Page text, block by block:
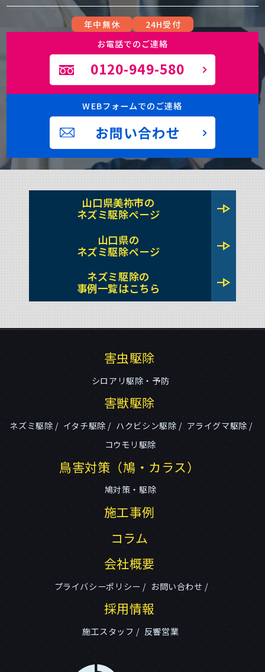
年中無休
24H受付
お電話でのご連絡
0120-949-580
WEBフォームでのご連絡
お問い合わせ
山口県美祢市の
ネズミ駆除ページ
line_end_arrow
山口県の
ネズミ駆除ページ
line_end_arrow
ネズミ駆除の
事例一覧はこちら
line_end_arrow
害虫駆除
シロアリ駆除・予防
害獣駆除
ネズミ駆除 イタチ駆除 ハクビシン駆除
アライグマ駆除
コウモリ駆除
鳥害対策（鳩・カラス）
鳩対策・駆除
施工事例
コラム
会社概要
プライバシーポリシー お問い合わせ
採用情報
施工スタッフ 反響営業